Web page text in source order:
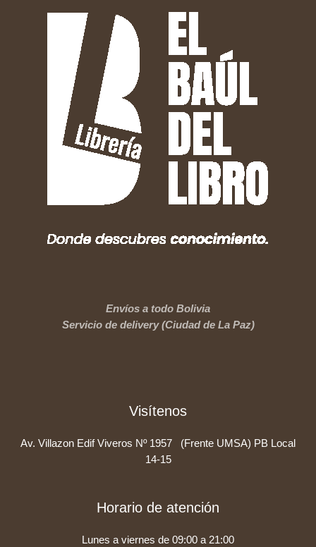
Envíos a todo Bolivia
Servicio de delivery (Ciudad de La Paz)
Visítenos
Av. Villazon Edif Viveros Nº 1957 (Frente UMSA) PB Local
14-15
Horario de atención
Lunes a viernes de 09:00 a 21:00